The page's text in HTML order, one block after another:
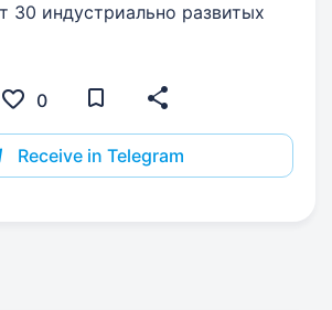
30 индустриально развитых
0
Receive in Telegram